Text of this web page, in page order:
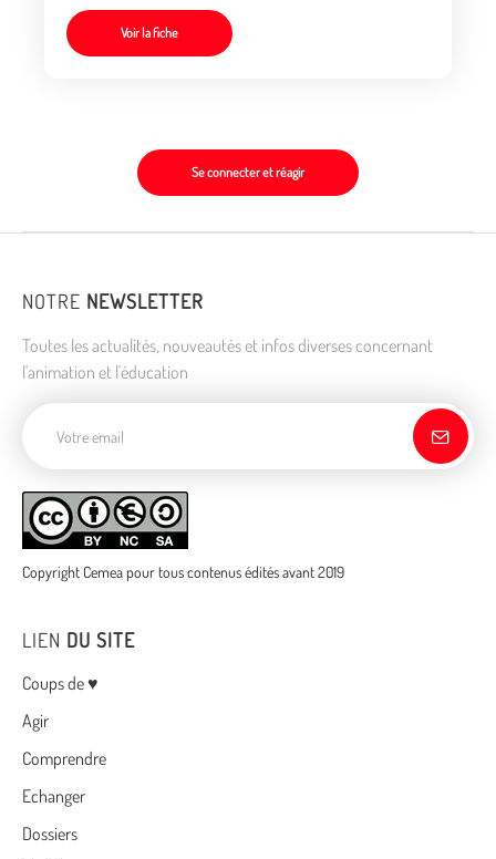
Voir la fiche
Se connecter et réagir
NOTRE NEWSLETTER
Toutes les actualités, nouveautés et infos diverses concernant
l'animation et l'éducation
Copyright Cemea pour tous contenus édités avant 2019
LIEN DU SITE
Menu
Coups de ♥
Agir
Comprendre
Echanger
Dossiers